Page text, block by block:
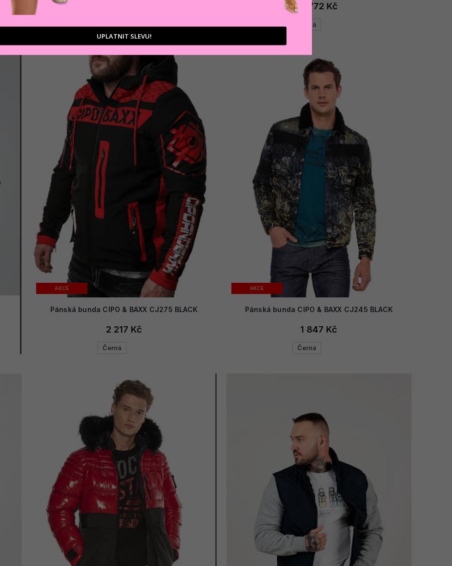
2 772 Kč
Černá
AKCE
Pánská bunda CIPO & BAXX CJ275 BLACK
2 217 Kč
Černá
AKCE
Pánská bunda CIPO & BAXX CJ245 BLACK
1 847 Kč
Černá
UPLATNIT SLEVU!